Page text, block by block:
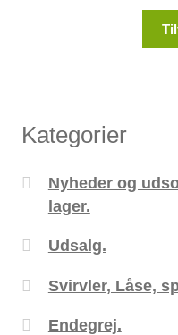
Kategorier
Nyheder og
lager.
Udsalg.
Svirvler, Låse,
Endegrej.